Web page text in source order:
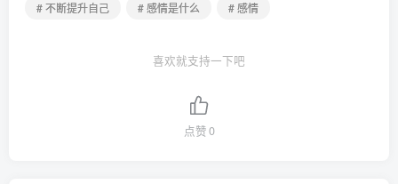
# 不断提升自己
# 感情是什么 # 感情
喜欢就支持一下吧
点赞0